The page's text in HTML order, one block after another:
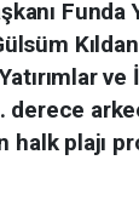
Funda
halk plajı